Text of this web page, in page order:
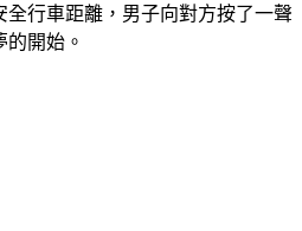
行車距離，男子向對方按了一聲
開始。